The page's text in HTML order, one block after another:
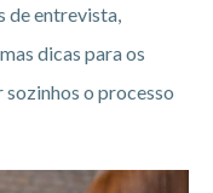
de entrevista,
dicas para os
o processo